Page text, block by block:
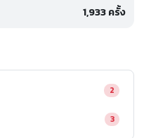
1,933 ครั้ง
2
3